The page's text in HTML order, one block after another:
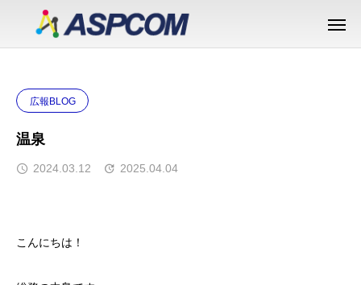
広報BLOG
温泉
2024.03.12 2025.04.04
こんにちは！